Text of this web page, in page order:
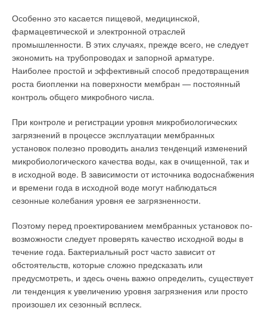
Особенно это касается пищевой, медицинской,
фармацевтической и электронной отраслей
промышленности. В этих случаях, прежде всего, не следует
экономить на трубопроводах и запорной арматуре.
Наиболее простой и эффективный способ предотвращения
роста биопленки на поверхности мембран — постоянный
контроль общего микробного числа.
При контроле и регистрации уровня микробиологических
загрязнений в процессе эксплуатации мембранных
установок полезно проводить анализ тенденций изменений
микробиологического качества воды, как в очищенной, так и
в исходной воде. В зависимости от источника водоснабжения
и времени года в исходной воде могут наблюдаться
сезонные колебания уровня ее загрязненности.
Поэтому перед проектированием мембранных установок по-
возможности следует проверять качество исходной воды в
течение года. Бактериальный рост часто зависит от
обстоятельств, которые сложно предсказать или
предусмотреть, и здесь очень важно определить, существует
ли тенденция к увеличению уровня загрязнения или просто
произошел их сезонный всплеск.